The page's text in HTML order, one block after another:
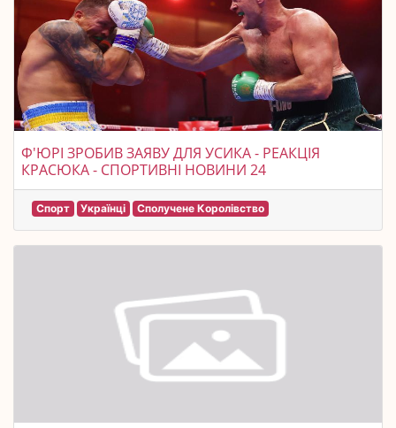
Ф'ЮРІ ЗРОБИВ ЗАЯВУ ДЛЯ УСИКА - РЕАКЦІЯ
КРАСЮКА - СПОРТИВНІ НОВИНИ 24
Спорт Українці Сполучене Королівство